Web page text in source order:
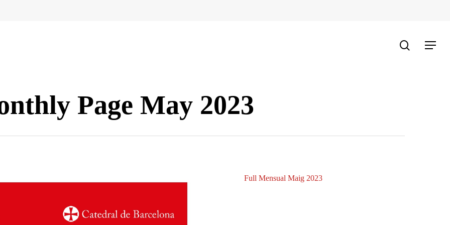
Menu
search
Page May 2023
Full Mensual Maig 2023